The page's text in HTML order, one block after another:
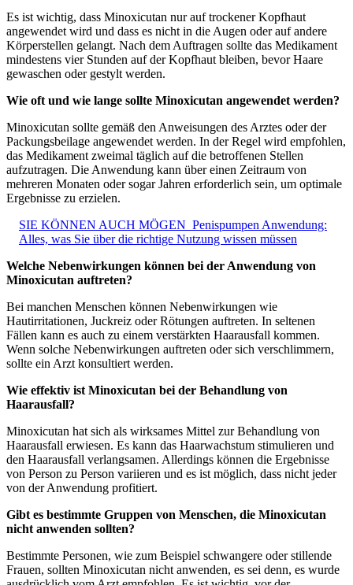
Es ist wichtig, dass Minoxicutan nur auf trockener Kopfhaut
angewendet wird und dass es nicht in die Augen oder auf andere
Körperstellen gelangt. Nach dem Auftragen sollte das Medikament
mindestens vier Stunden auf der Kopfhaut bleiben, bevor Haare
gewaschen oder gestylt werden.
Wie oft und wie lange sollte Minoxicutan angewendet werden?
Minoxicutan sollte gemäß den Anweisungen des Arztes oder der
Packungsbeilage angewendet werden. In der Regel wird empfohlen,
das Medikament zweimal täglich auf die betroffenen Stellen
aufzutragen. Die Anwendung kann über einen Zeitraum von
mehreren Monaten oder sogar Jahren erforderlich sein, um optimale
Ergebnisse zu erzielen.
SIE KÖNNEN AUCH MÖGEN Penispumpen Anwendung:
Alles, was Sie über die richtige Nutzung wissen müssen
Welche Nebenwirkungen können bei der Anwendung von
Minoxicutan auftreten?
Bei manchen Menschen können Nebenwirkungen wie
Hautirritationen, Juckreiz oder Rötungen auftreten. In seltenen
Fällen kann es auch zu einem verstärkten Haarausfall kommen.
Wenn solche Nebenwirkungen auftreten oder sich verschlimmern,
sollte ein Arzt konsultiert werden.
Wie effektiv ist Minoxicutan bei der Behandlung von
Haarausfall?
Minoxicutan hat sich als wirksames Mittel zur Behandlung von
Haarausfall erwiesen. Es kann das Haarwachstum stimulieren und
den Haarausfall verlangsamen. Allerdings können die Ergebnisse
von Person zu Person variieren und es ist möglich, dass nicht jeder
von der Anwendung profitiert.
Gibt es bestimmte Gruppen von Menschen, die Minoxicutan
nicht anwenden sollten?
Bestimmte Personen, wie zum Beispiel schwangere oder stillende
Frauen, sollten Minoxicutan nicht anwenden, es sei denn, es wurde